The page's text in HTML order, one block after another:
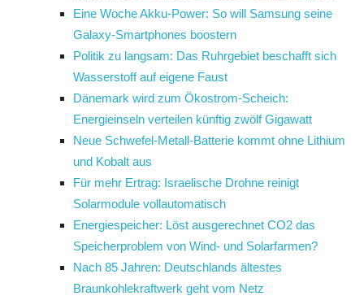
Eine Woche Akku-Power: So will Samsung seine
Galaxy-Smartphones boostern
Politik zu langsam: Das Ruhrgebiet beschafft sich
Wasserstoff auf eigene Faust
Dänemark wird zum Ökostrom-Scheich:
Energieinseln verteilen künftig zwölf Gigawatt
Neue Schwefel-Metall-Batterie kommt ohne Lithium
und Kobalt aus
Für mehr Ertrag: Israelische Drohne reinigt
Solarmodule vollautomatisch
Energiespeicher: Löst ausgerechnet CO2 das
Speicherproblem von Wind- und Solarfarmen?
Nach 85 Jahren: Deutschlands ältestes
Braunkohlekraftwerk geht vom Netz